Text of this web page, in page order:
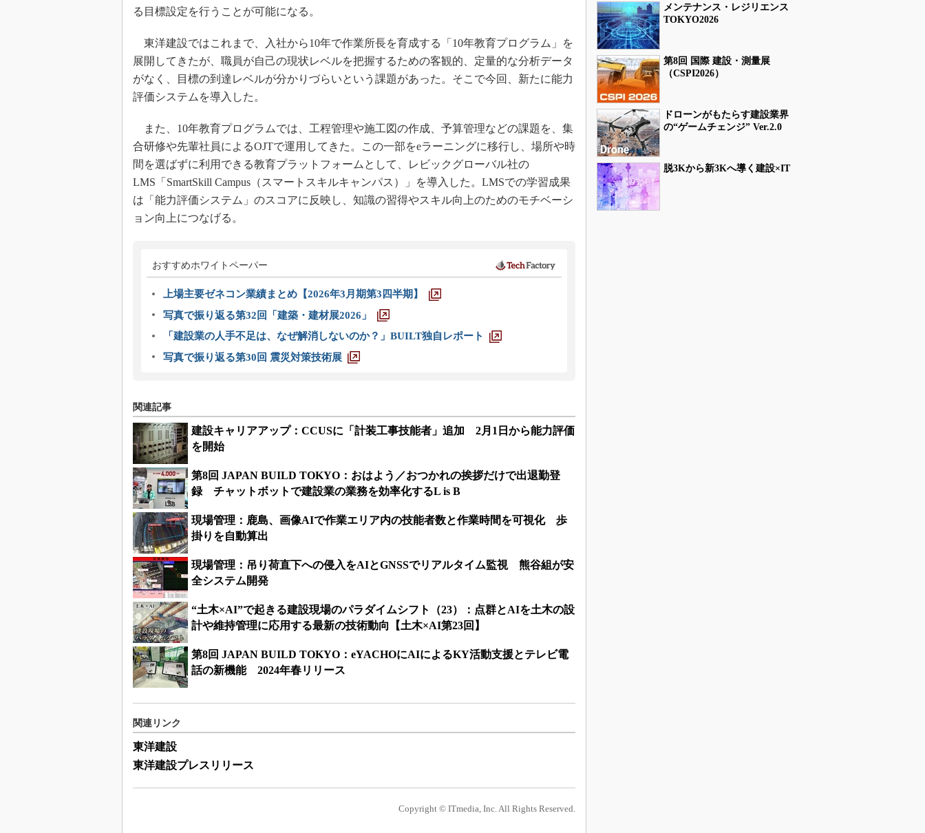
る目標設定を行うことが可能になる。
東洋建設ではこれまで、入社から10年で作業所長を育成する「10年教育プログラム」を
展開してきたが、職員が自己の現状レベルを把握するための客観的、定量的な分析データ
がなく、目標の到達レベルが分かりづらいという課題があった。そこで今回、新たに能力
評価システムを導入した。
また、10年教育プログラムでは、工程管理や施工図の作成、予算管理などの課題を、集
合研修や先輩社員によるOJTで運用してきた。この一部をeラーニングに移行し、場所や時
間を選ばずに利用できる教育プラットフォームとして、レビックグローバル社の
LMS「SmartSkill Campus（スマートスキルキャンパス）」を導入した。LMSでの学習成果
は「能力評価システム」のスコアに反映し、知識の習得やスキル向上のためのモチベーシ
ョン向上につなげる。
おすすめホワイトペーパー
上場主要ゼネコン業績まとめ【2026年3月期第3四半期】
写真で振り返る第32回「建築・建材展2026」
「建設業の人手不足は、なぜ解消しないのか？」BUILT独自レポート
写真で振り返る第30回 震災対策技術展
関連記事
建設キャリアアップ：CCUSに「計装工事技能者」追加 2月1日から能力評価
を開始
第8回 JAPAN BUILD TOKYO：おはよう／おつかれの挨拶だけで出退勤登
録 チャットボットで建設業の業務を効率化するL is B
現場管理：鹿島、画像AIで作業エリア内の技能者数と作業時間を可視化 歩
掛りを自動算出
現場管理：吊り荷直下への侵入をAIとGNSSでリアルタイム監視 熊谷組が安
全システム開発
“土木×AI”で起きる建設現場のパラダイムシフト（23）：点群とAIを土木の設
計や維持管理に応用する最新の技術動向【土木×AI第23回】
第8回 JAPAN BUILD TOKYO：eYACHOにAIによるKY活動支援とテレビ電
話の新機能 2024年春リリース
関連リンク
東洋建設
東洋建設プレスリリース
Copyright © ITmedia, Inc. All Rights Reserved.
メンテナンス・レジリエンス
TOKYO2026
第8回 国際 建設・測量展
（CSPI2026）
ドローンがもたらす建設業界
の“ゲームチェンジ” Ver.2.0
脱3Kから新3Kへ導く建設×IT